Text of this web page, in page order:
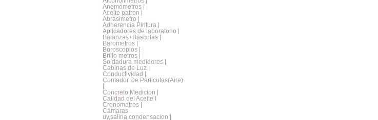
Anemómetros |
Aceite patron |
Abrasimetro |
Adherencia Pintura |
Aplicadores de laboratorio |
Balanzas+Basculas |
Barometros |
Boroscopios |
Brillo metros |
Soldadura medidores |
Cabinas de Luz |
Conductividad |
Contador De Particulas(Aire)
Concreto Medicion |
Calidad del Aceite I
Cronometros |
Cámaras
uv,salina,condensacion |